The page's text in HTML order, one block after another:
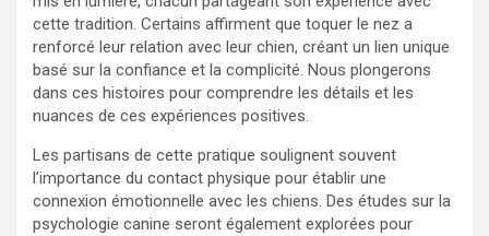
cette tradition. Certains affirment que toquer le nez a
renforcé leur relation avec leur chien, créant un lien unique
basé sur la confiance et la complicité. Nous plongerons
dans ces histoires pour comprendre les détails et les
nuances de ces expériences positives.
Les partisans de cette pratique soulignent souvent
l’importance du contact physique pour établir une
connexion émotionnelle avec les chiens. Des études sur la
psychologie canine seront également explorées pour